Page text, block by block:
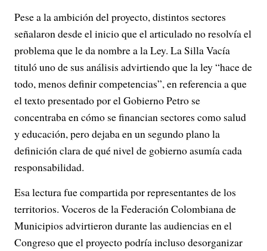
Pese a la ambición del proyecto, distintos sectores
señalaron desde el inicio que el articulado no resolvía el
problema que le da nombre a la Ley. La Silla Vacía
tituló uno de sus análisis advirtiendo que la ley “hace de
todo, menos definir competencias”, en referencia a que
el texto presentado por el Gobierno Petro se
concentraba en cómo se financian sectores como salud
y educación, pero dejaba en un segundo plano la
definición clara de qué nivel de gobierno asumía cada
responsabilidad.
Esa lectura fue compartida por representantes de los
territorios. Voceros de la Federación Colombiana de
Municipios advirtieron durante las audiencias en el
Congreso que el proyecto podría incluso desorganizar